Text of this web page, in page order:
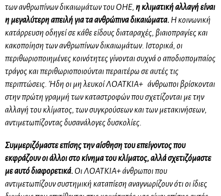
των ανθρωπίνων δικαιωμάτων του ΟΗΕ, η κλιματική αλλαγή είναι
η μεγαλύτερη απειλή για τα ανθρώπινα δικαιώματα. Η κοινωνική
κατάρρευση οδηγεί σε κάθε είδους διαταραχές, βιαιοπραγίες και
κακοποίηση των ανθρωπίνων δικαιωμάτων. Ιστορικά, οι
περιθωριοποιημένες κοινότητες γίνονται συχνά ο αποδιοπομπαίος
τράγος και περιθωριοποιούνται περαιτέρω σε αυτές τις
περιπτώσεις. Ήδη οι μη λευκοίΛΟΑΤΚΙΑ+ άνθρωποι βρίσκονται
στην πρώτη γραμμή των καταστροφών που σχετίζονται με την
αλλαγή του κλίματος, των συγκρούσεων και των μετακινήσεων,
αντιμετωπίζοντας δυσανάλογες δυσκολίες.
Συμμεριζόμαστε επίσης την αίσθηση του επείγοντος που
εκφράζουν οι άλλοι στο κίνημα του κλίματος, αλλά σχετιζόμαστε
με αυτό διαφορετικά. ΟιΛΟΑΤΚΙΑ+άνθρωποι που
αντιμετωπίζουν συστημική καταπίεση αναγνωρίζουν ότι οι ίδιες